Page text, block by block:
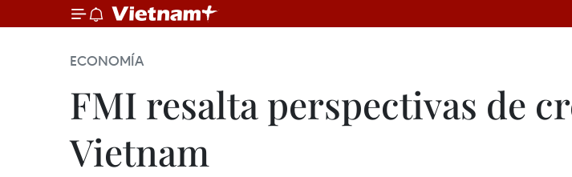
ECONOMÍA
FMI resalta perspectivas de
Vietnam